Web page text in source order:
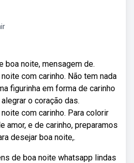
boa noite, mensagem de.
com carinho. Não tem nada
figurinha em forma de carinho
o coração das.
com carinho. Para colorir
amor, e de carinho, preparamos
desejar boa noite,.
de boa noite whatsapp lindas